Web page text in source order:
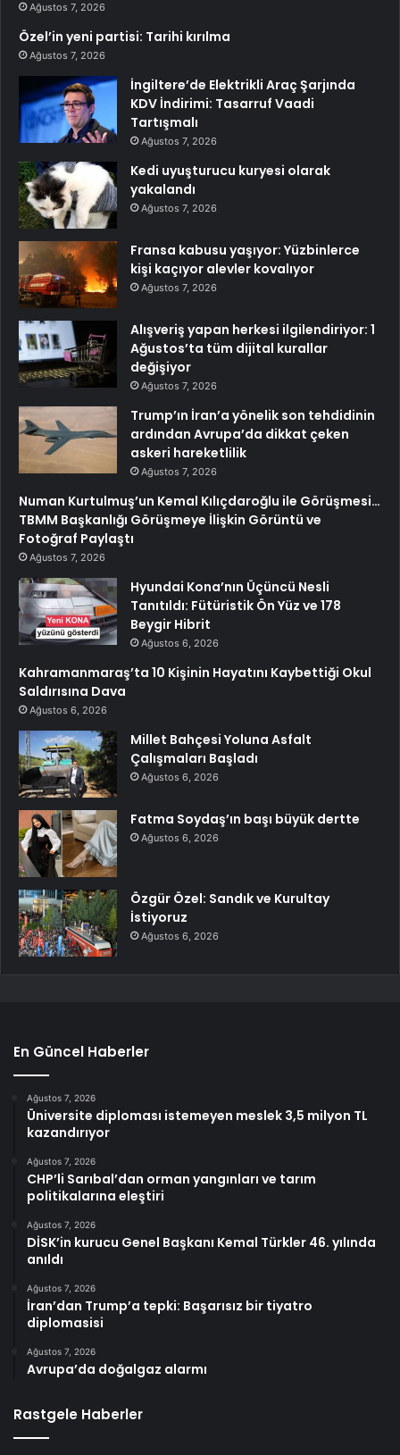
Ağustos 7, 2026
Özel’in yeni partisi: Tarihi kırılma
Ağustos 7, 2026
İngiltere’de Elektrikli Araç Şarjında
KDV İndirimi: Tasarruf Vaadi
Tartışmalı
Ağustos 7, 2026
Kedi uyuşturucu kuryesi olarak
yakalandı
Ağustos 7, 2026
Fransa kabusu yaşıyor: Yüzbinlerce
kişi kaçıyor alevler kovalıyor
Ağustos 7, 2026
Alışveriş yapan herkesi ilgilendiriyor: 1
Ağustos’ta tüm dijital kurallar
değişiyor
Ağustos 7, 2026
Trump’ın İran’a yönelik son tehdidinin
ardından Avrupa’da dikkat çeken
askeri hareketlilik
Ağustos 7, 2026
Numan Kurtulmuş’un Kemal Kılıçdaroğlu ile Görüşmesi…
TBMM Başkanlığı Görüşmeye İlişkin Görüntü ve
Fotoğraf Paylaştı
Ağustos 7, 2026
Hyundai Kona’nın Üçüncü Nesli
Tanıtıldı: Fütüristik Ön Yüz ve 178
Beygir Hibrit
Ağustos 6, 2026
Kahramanmaraş’ta 10 Kişinin Hayatını Kaybettiği Okul
Saldırısına Dava
Ağustos 6, 2026
Millet Bahçesi Yoluna Asfalt
Çalışmaları Başladı
Ağustos 6, 2026
Fatma Soydaş’ın başı büyük dertte
Ağustos 6, 2026
Özgür Özel: Sandık ve Kurultay
İstiyoruz
Ağustos 6, 2026
En Güncel Haberler
Ağustos 7, 2026
Üniversite diploması istemeyen meslek 3,5 milyon TL
kazandırıyor
Ağustos 7, 2026
CHP’li Sarıbal’dan orman yangınları ve tarım
politikalarına eleştiri
Ağustos 7, 2026
DİSK’in kurucu Genel Başkanı Kemal Türkler 46. yılında
anıldı
Ağustos 7, 2026
İran’dan Trump’a tepki: Başarısız bir tiyatro
diplomasisi
Ağustos 7, 2026
Avrupa’da doğalgaz alarmı
Rastgele Haberler